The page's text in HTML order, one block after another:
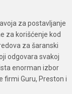
za postavljanje
za korišćenje kod
za šaranski
odgovara svakoj
enorman izbor
firmi Guru, Preston i